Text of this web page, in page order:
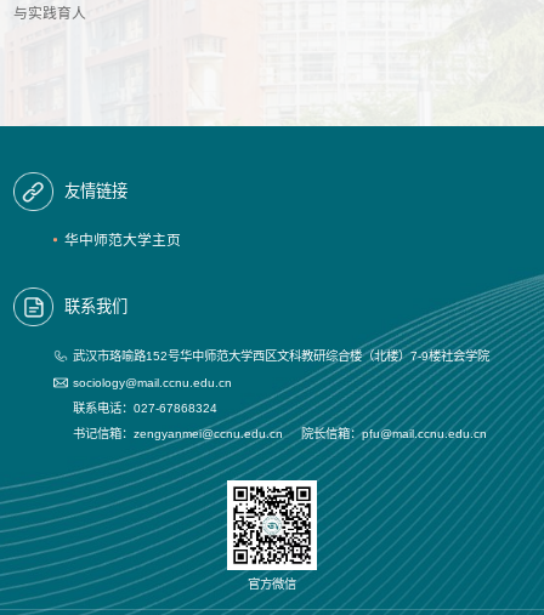
与实践育人
友情链接
华中师范大学主页
联系我们
武汉市珞喻路152号华中师范大学西区文科教研综合楼（北楼）7-9楼社会学院
sociology@mail.ccnu.edu.cn
联系电话：027-67868324
书记信箱：zengyanmei@ccnu.edu.cn 院长信箱：pfu@mail.ccnu.edu.cn
官方微信